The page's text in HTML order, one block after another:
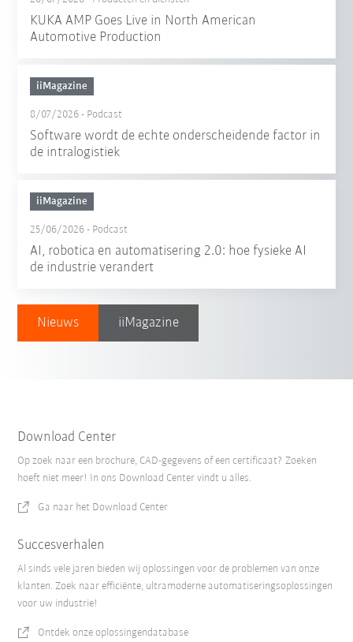
KUKA AMP Goes Live in North American
Automotive Production
iiMagazine
8/07/2026 - Podcast
Software wordt de echte onderscheidende factor in
de intralogistiek
iiMagazine
25/06/2026 - Podcast
AI, robotica en automatisering 2.0: hoe fysieke AI
de industrie verandert
Nieuws iiMagazine
Download Center
Op zoek naar een brochure, CAD-gegevens of een certificaat? Zoeken
hoeft niet meer! In ons Download Center vindt u alles.
Ga naar het Download Center
Succesverhalen
Al sinds vele jaren bieden wij oplossingen voor de problemen van onze
klanten. Zoek naar efficiënte, ultramoderne automatiseringsoplossingen
voor uw industrie!
Ontdek onze oplossingendatabase